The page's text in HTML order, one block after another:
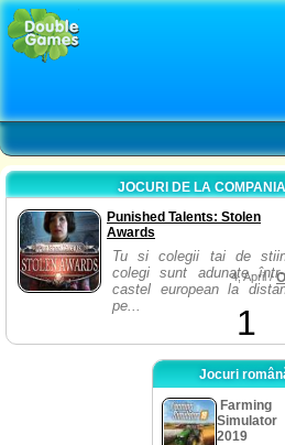
JOCURI DE LA
Punished Talents: Stolen
Awards
Tu si colegii tai de
colegi sunt adunate într-
castel european la
pe...
4, April /
1
Jocuri
Farming
Simulator
2019